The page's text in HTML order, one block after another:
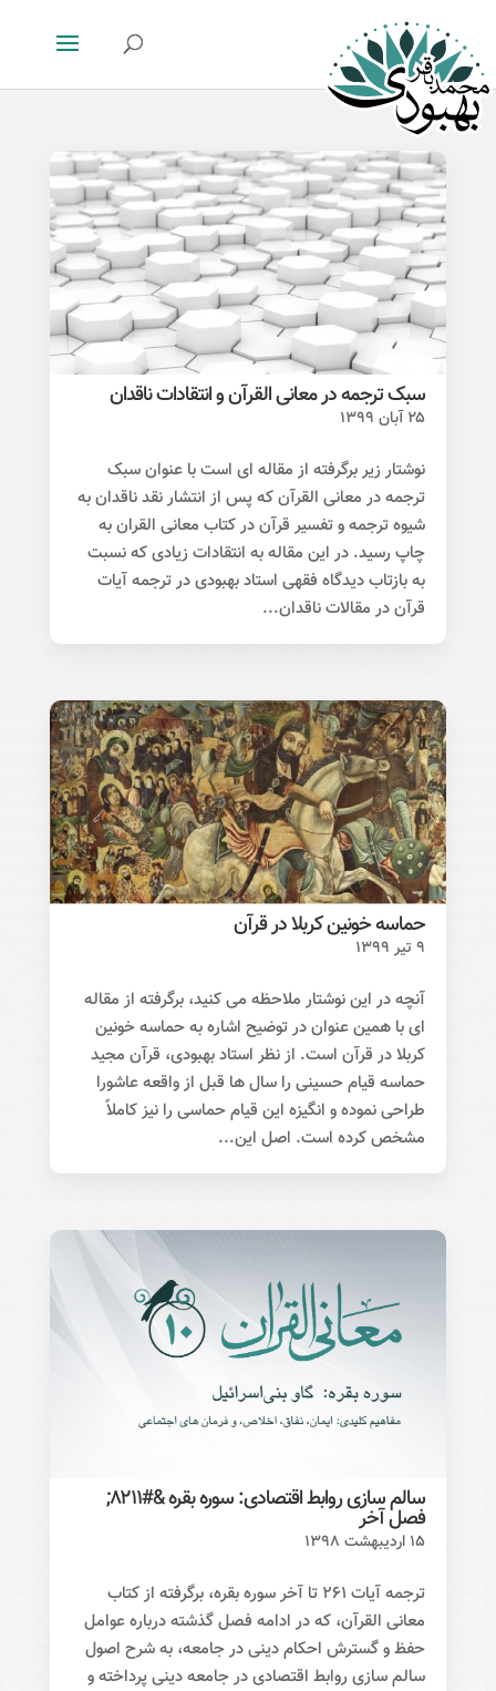
سبک ترجمه در معانی القرآن و انتقادات ناقدان
۲۵ آبان ۱۳۹۹
نوشتار زیر برگرفته از مقاله ای است با عنوان سبک
ترجمه در معانی القرآن که پس از انتشار نقد ناقدان به
شیوه ترجمه و تفسیر قرآن در کتاب معانی القران به
چاپ رسید. در این مقاله به انتقادات زیادی که نسبت
به بازتاب دیدگاه فقهی استاد بهبودی در ترجمه آیات
قرآن در مقالات ناقدان...
حماسه خونین کربلا در قرآن
۹ تیر ۱۳۹۹
آنچه در این نوشتار ملاحظه می کنید، برگرفته از مقاله
ای با همین عنوان در توضیح اشاره به حماسه خونین
کربلا در قرآن است. از نظر استاد بهبودی، قرآن مجید
حماسه قیام حسینی را سال ها قبل از واقعه عاشورا
طراحی نموده و انگیزه این قیام حماسی را نیز کاملاً
مشخص کرده است. اصل این...
سالم سازی روابط اقتصادی: سوره بقره &#۸۲۱۱;
فصل آخر
۱۵ اردیبهشت ۱۳۹۸
ترجمه آیات ۲۶۱ تا آخر سوره بقره، برگرفته از کتاب
معانی القرآن، که در ادامه فصل گذشته درباره عوامل
حفظ و گسترش احکام دینی در جامعه، به شرح اصول
سالم سازی روابط اقتصادی در جامعه دینی پرداخته و